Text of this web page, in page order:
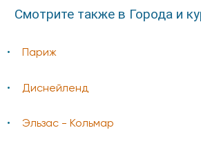
Смотрите также в Города и
Париж
Диснейленд
Эльзас - Кольмар